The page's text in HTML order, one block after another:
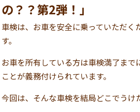
の？？第2弾！」
車検は、お車を安全に乗っていただく
す。
お車を所有している方は車検満了まで
ことが義務付けられています。
今回は、そんな車検を結局どこでうけ